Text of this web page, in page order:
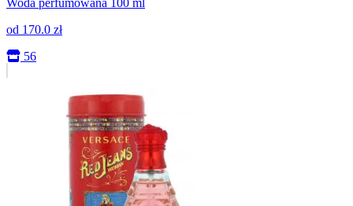
Woda perfumowana 100 ml
od 170.0 zł
56